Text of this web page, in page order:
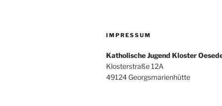
IMPRESSUM
Katholische Jugend Kloster
Klosterstraße 12A
49124 Georgsmarienhütte